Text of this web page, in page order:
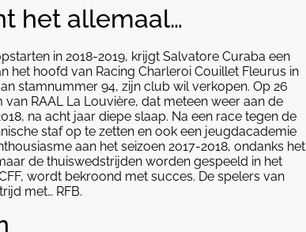
het allemaal…
in 2018-2019, krijgt Salvatore Curaba een
het hoofd van Racing Charleroi Couillet Fleurus in
stamnummer 94, zijn club wil verkopen. Op 26
RAAL La Louvière, dat meteen weer aan de
na acht jaar diepe slaap. Na een race tegen de
staf op te zetten en ook een jeugdacademie
aan het seizoen 2017-2018, ondanks het
de thuiswedstrijden worden gespeeld in het
wordt bekroond met succes. De spelers van
met… RFB.